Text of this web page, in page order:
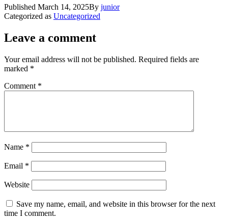
Published March 14, 2025By junior
Categorized as Uncategorized
Leave a comment
Your email address will not be published. Required fields are
marked *
Comment *
Name *
Email *
Website
Save my name, email, and website in this browser for the next
time I comment.